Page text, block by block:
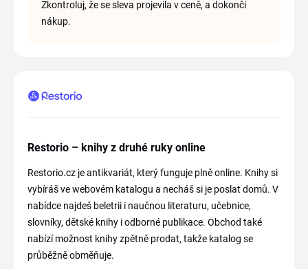
Zkontroluj, že se sleva projevila v ceně, a dokonči
nákup.
Restorio – knihy z druhé ruky online
Restorio.cz je antikvariát, který funguje plně online. Knihy si
vybíráš ve webovém katalogu a necháš si je poslat domů. V
nabídce najdeš beletrii i naučnou literaturu, učebnice,
slovníky, dětské knihy i odborné publikace. Obchod také
nabízí možnost knihy zpětně prodat, takže katalog se
průběžně obměňuje.